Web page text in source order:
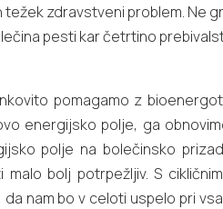
zdravstveni problem. Ne
pesti kar četrtino
pomagamo z
energijsko polje, ga
polje na bolečinsko
bolj potrpežljiv. S
nam bo v celoti uspelo pri